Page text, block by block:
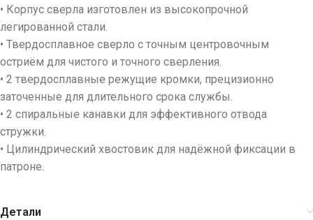
• Корпус сверла изготовлен из высокопрочной
легированной стали.
• Твердосплавное сверло с точным центровочным
остриём для чистого и точного сверления.
• 2 твердосплавные режущие кромки, прецизионно
заточенные для длительного срока службы.
• 2 спиральные канавки для эффективного отвода
стружки.
• Цилиндрический хвостовик для надёжной фиксации в
патроне.
Детали